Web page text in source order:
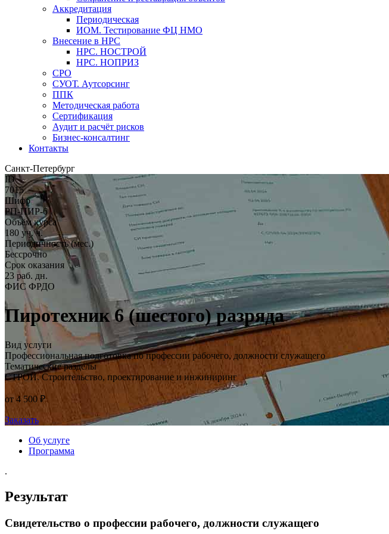
Аккредитация
Периодическая
ИОМ. Тестирование ФЦ НМО
Внесение в НРС
НРС. НОСТРОЙ
НРС. НОПРИЗ
СРО
СУОТ. Аутсорсинг
ППК
Методическая работа
Сертификация
Аудит и расчёт рисков
Бизнес-консалтинг
Контакты
Санкт-Петербург
ID
7015
Шифр
РП-ПИР-6
Объём курса
180 уч. ч.
Периодичность (мес.)
Бессрочно
Срок оказания
23 раб. дн.
ФИС ФРДО
Пиротехник 6 (шестого) разряда
Вид услуги
Профессиональная подготовка по профессии рабочего, должности служащего
Тематические разделы
СТРОЙ. Строительство, проектирование и инжиниринг
от 4 500 ₽
Заказать
Об услуге
Программа
.
Результат
Свидетельство о профессии рабочего, должности служащего